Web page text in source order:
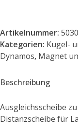
Artikelnummer:
Kategorien: Kugel-
Dynamos, Magnet
Beschreibung
Ausgleichsscheibe
Distanzscheibe für